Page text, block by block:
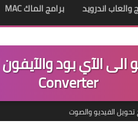
والعاب اندرويد برامج الماك MAC
Converter
تحويل الفيديو والصوت